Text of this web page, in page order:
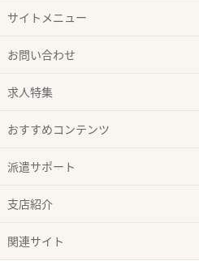
サイトメニュー
お問い合わせ
求人特集
おすすめコンテンツ
派遣サポート
支店紹介
関連サイト